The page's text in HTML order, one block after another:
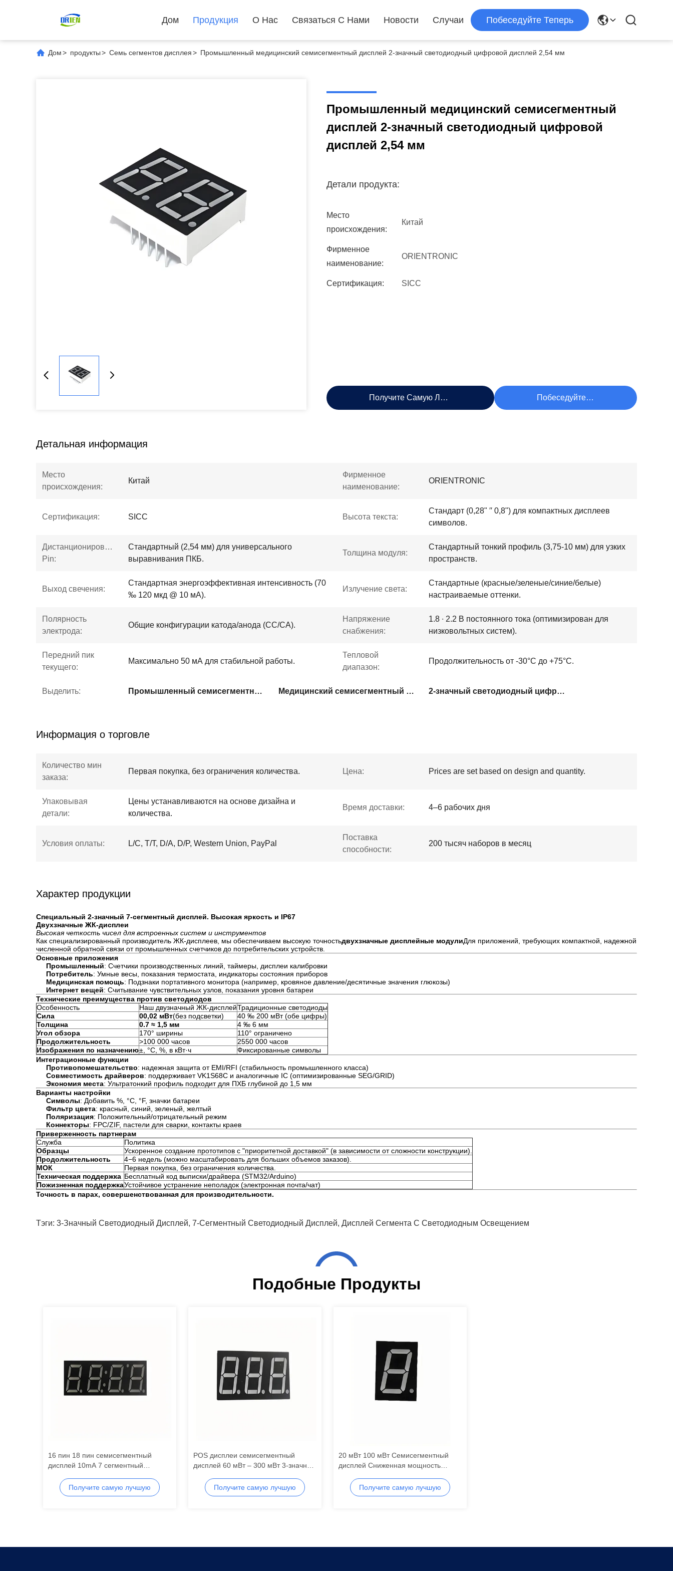
Дом Продукция О Нас Связаться С Нами Новости Случаи Побеседуйте Теперь
Дом> продукты> Семь сегментов дисплея> Промышленный медицинский семисегментный дисплей 2-значный светодиодный цифровой дисплей 2,54 мм
Промышленный медицинский семисегментный
дисплей 2-значный светодиодный цифровой
дисплей 2,54 мм
Детали продукта:
Место
происхождения:
Китай
Фирменное
наименование:
ORIENTRONIC
Сертификация: SICC
Получите Самую Лучшую Цену Побеседуйте Теперь
Детальная информация
Место
происхождения:
Китай
Фирменное
наименование:
ORIENTRONIC
Сертификация: SICC Высота текста:
Стандарт (0,28" ′′ 0,8") для компактных дисплеев
символов.
Дистанционирование
Pin:
Стандартный (2,54 мм) для универсального
выравнивания ПКБ.
Толщина модуля:
Стандартный тонкий профиль (3,75-10 мм) для узких
пространств.
Выход свечения:
Стандартная энергоэффективная интенсивность (70
‰ 120 мкд @ 10 мА).
Излучение света:
Стандартные (красные/зеленые/синие/белые)
настраиваемые оттенки.
Полярность
электрода:
Общие конфигурации катода/анода (CC/CA).
Напряжение
снабжения:
1.8 ∙ 2.2 В постоянного тока (оптимизирован для
низковольтных систем).
Передний пик
текущего:
Максимально 50 мА для стабильной работы.
Тепловой
диапазон:
Продолжительность от -30°C до +75°C.
Выделить: Промышленный семисегментный дисплей Медицинский семисегментный дисплей 2-значный светодиодный цифровой дисплей 2
Информация о торговле
Количество мин
заказа:
Первая покупка, без ограничения количества. Цена: Prices are set based on design and quantity.
Упаковывая
детали:
Цены устанавливаются на основе дизайна и
количества.
Время доставки: 4–6 рабочих дня
Условия оплаты: L/C, T/T, D/A, D/P, Western Union, PayPal
Поставка
способности:
200 тысяч наборов в месяц
Характер продукции
Специальный 2-значный 7-сегментный дисплей. Высокая яркость и IP67
Двухзначные ЖК-дисплеи
Высокая четкость чисел для встроенных систем и инструментов
Как специализированный производитель ЖК-дисплеев, мы обеспечиваем высокую точностьдвухзначные дисплейные модулиДля приложений, требующих компактной, надежной
численной обратной связи от промышленных счетчиков до потребительских устройств.
Основные приложения
Промышленный: Счетчики производственных линий, таймеры, дисплеи калибровки
Потребитель: Умные весы, показания термостата, индикаторы состояния приборов
Медицинская помощь: Подзнаки портативного монитора (например, кровяное давление/десятичные значения глюкозы)
Интернет вещей: Считывание чувствительных узлов, показания уровня батареи
Технические преимущества против светодиодов
Особенность
Наш двузначный ЖК-дисплейТрадиционные светодиоды
Сила
00,02 мВт(без подсветки)
40 ‰ 200 мВт (обе цифры)
Толщина
0.7 ≈ 1,5 мм
4 ‰ 6 мм
Угол обзора
170° ширины
110° ограничено
Продолжительность
>100 000 часов
2550 000 часов
Изображения по назначению±, °C, %, в кВт·ч
Фиксированные символы
Интеграционные функции
Противопомешательство: надежная защита от EMI/RFI (стабильность промышленного класса)
Совместимость драйверов: поддерживает VK1S68C и аналогичные IC (оптимизированные SEG/GRID)
Экономия места: Ультратонкий профиль подходит для ПХБ глубиной до 1,5 мм
Варианты настройки
Символы: Добавить %, °C, °F, значки батареи
Фильтр цвета: красный, синий, зеленый, желтый
Поляризация: Положительный/отрицательный режим
Коннекторы: FPC/ZIF, пастели для сварки, контакты краев
Приверженность партнерам
Служба
Политика
Образцы
Ускоренное создание прототипов с "приоритетной доставкой" (в зависимости от сложности конструкции).
Продолжительность
4−6 недель (можно масштабировать для больших объемов заказов).
МОК
Первая покупка, без ограничения количества.
Техническая поддержка Бесплатный код выписки/драйвера (STM32/Arduino)
Пожизненная поддержкаУстойчивое устранение неполадок (электронная почта/чат)
Точность в парах, совершенствованная для производительности.
Тэги: 3-Значный Светодиодный Дисплей, 7-Сегментный Светодиодный Дисплей, Дисплей Сегмента С Светодиодным Освещением
Подобные Продукты
16 пин 18 пин семисегментный
дисплей 10mA 7 сегментный
Получите самую лучшую
POS дисплеи семисегментный
дисплей 60 мВт – 300 мВт 3-значный
Получите самую лучшую
20 мВт 100 мВт Семисегментный
дисплей Сниженная мощность
Получите самую лучшую